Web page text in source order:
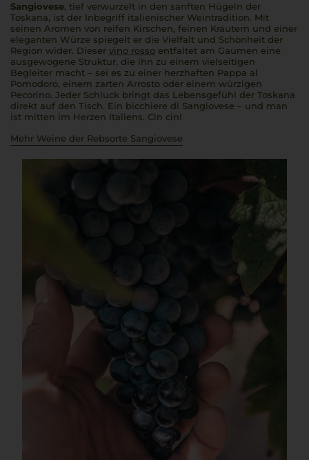
Sangiovese, tief verwurzelt in den sanften Hügeln der
Toskana, ist der Inbegriff italienischer Weintradition. Mit
seinen Aromen von reifen Kirschen, feinen Kräutern und einer
eleganten Würze spiegelt er die Vielfalt und Schönheit der
Region wider. Dieser vino rosso entfaltet am Gaumen eine
ausgewogene Struktur, die ihn zu einem vielseitigen
Begleiter macht – sei es zu einer herzhaften Pappa al
Pomodoro, einem zarten Arrosto oder einem würzigen
Pecorino. Jeder Schluck bringt das Lebensgefühl der Toskana
direkt auf den Tisch. Ein bicchiere di Sangiovese – und man
ist mitten im Herzen Italiens. Cin cin!
Mehr Weine der Rebsorte Sangiovese